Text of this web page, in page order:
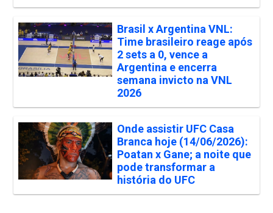
Brasil x Argentina VNL:
Time brasileiro reage após
2 sets a 0, vence a
Argentina e encerra
semana invicto na VNL
2026
Onde assistir UFC Casa
Branca hoje (14/06/2026):
Poatan x Gane; a noite que
pode transformar a
história do UFC